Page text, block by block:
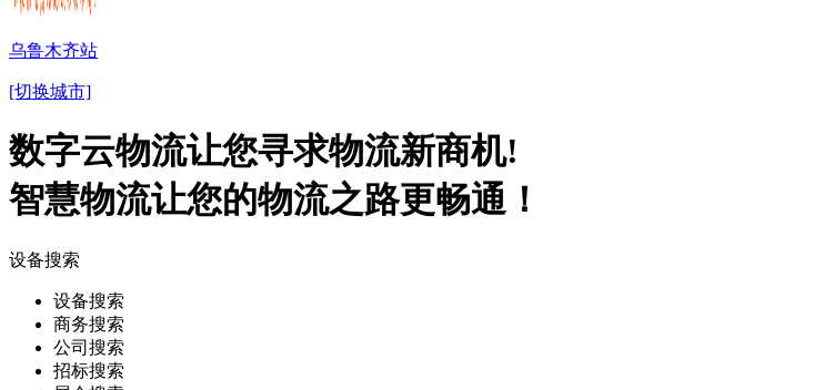
乌鲁木齐站
[切换城市]
数字云物流让您寻求物流新商机!
智慧物流让您的物流之路更畅通！
设备搜索
设备搜索
商务搜索
公司搜索
招标搜索